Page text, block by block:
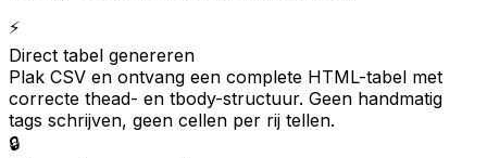
⚡
Direct tabel genereren
Plak CSV en ontvang een complete HTML-tabel met
correcte thead- en tbody-structuur. Geen handmatig
tags schrijven, geen cellen per rij tellen.
🔒